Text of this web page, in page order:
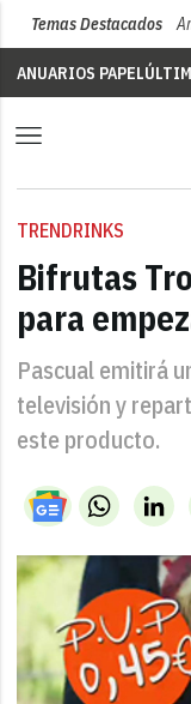
Temas Destacados
ANUARIOS PAPEL
TRENDRINKS
Bifrutas
para
Pascual emitirá
televisión y
este producto.